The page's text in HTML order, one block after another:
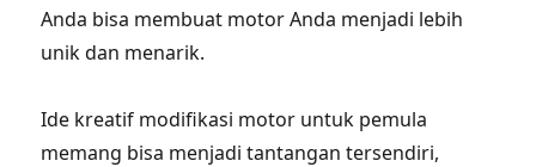
Anda bisa membuat motor Anda menjadi lebih
unik dan menarik.
Ide kreatif modifikasi motor untuk pemula
memang bisa menjadi tantangan tersendiri,